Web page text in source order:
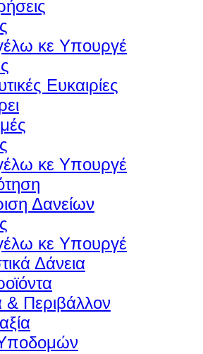
κε Υπουργέ
Ευκαιρίες
κε Υπουργέ
Δανείων
κε Υπουργέ
Δάνεια
& Περιβάλλον